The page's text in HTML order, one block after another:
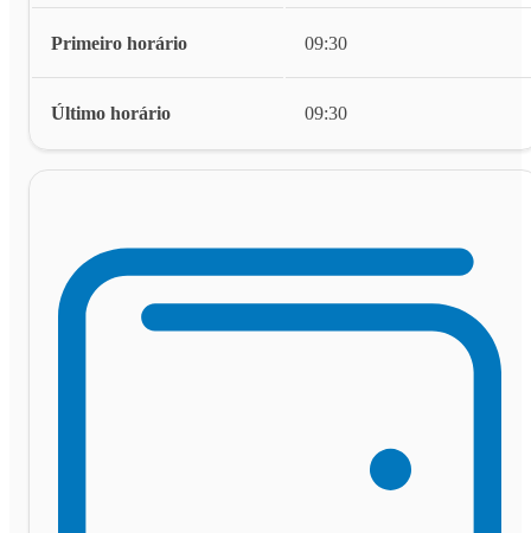
Primeiro horário 09:30
Último horário 09:30